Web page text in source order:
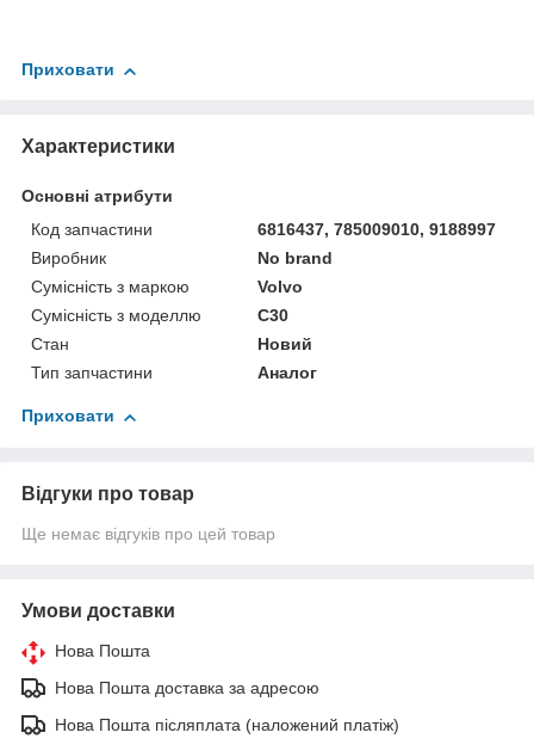
Приховати
Характеристики
Основні атрибути
Код запчастини
6816437, 785009010, 9188997
Виробник
No brand
Сумісність з маркою
Volvo
Сумісність з моделлю
C30
Стан
Новий
Тип запчастини
Аналог
Приховати
Відгуки про товар
Ще немає відгуків про цей товар
Умови доставки
Нова Пошта
Нова Пошта доставка за адресою
Нова Пошта післяплата (наложений платіж)